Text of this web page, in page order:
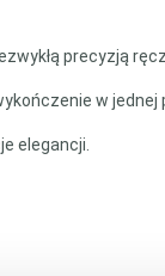
precyzją
w jednej
elegancji.